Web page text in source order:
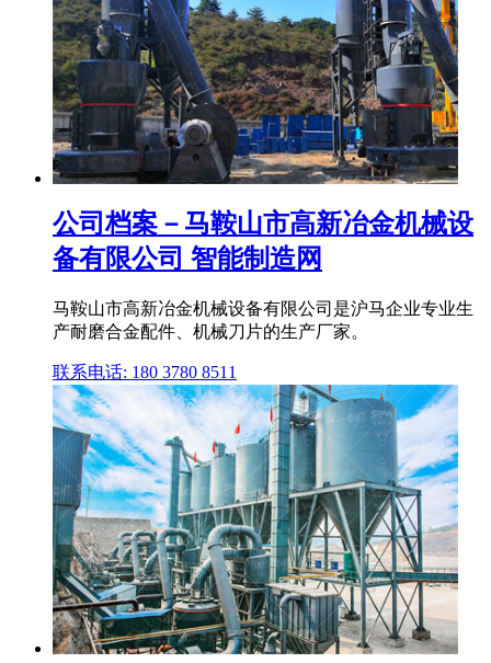
公司档案－马鞍山市高新冶金机械设
备有限公司 智能制造网
马鞍山市高新冶金机械设备有限公司是沪马企业专业生
产耐磨合金配件、机械刀片的生产厂家。
联系电话: 180 3780 8511